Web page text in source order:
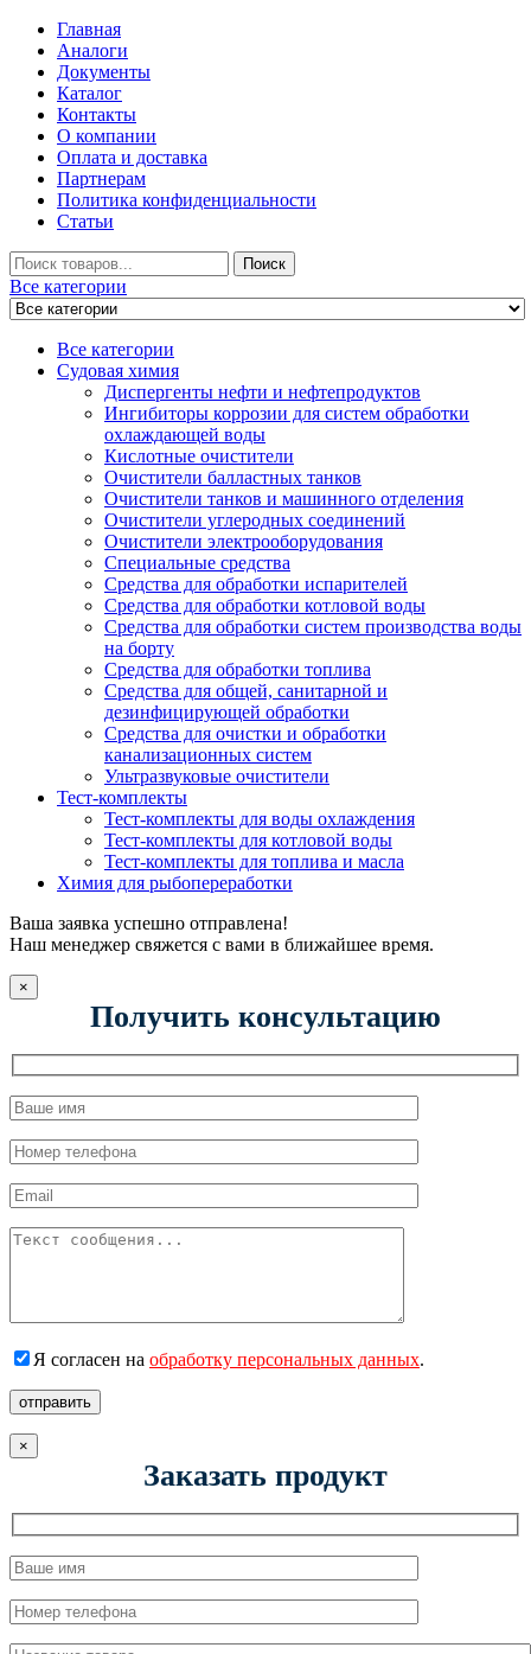
Главная
Аналоги
Документы
Каталог
Контакты
О компании
Оплата и доставка
Партнерам
Политика конфиденциальности
Статьи
Искать
Поиск
Все категории
Все категории
Судовая химия
Диспергенты нефти и нефтепродуктов
Ингибиторы коррозии для систем обработки
охлаждающей воды
Кислотные очистители
Очистители балластных танков
Очистители танков и машинного отделения
Очистители углеродных соединений
Очистители электрооборудования
Специальные средства
Средства для обработки испарителей
Средства для обработки котловой воды
Средства для обработки систем производства воды
на борту
Средства для обработки топлива
Средства для общей, санитарной и
дезинфицирующей обработки
Средства для очистки и обработки
канализационных систем
Ультразвуковые очистители
Тест-комплекты
Тест-комплекты для воды охлаждения
Тест-комплекты для котловой воды
Тест-комплекты для топлива и масла
Химия для рыбопереработки
Ваша заявка успешно отправлена!
Наш менеджер свяжется с вами в ближайшее время.
×
Получить консультацию
Я согласен на обработку персональных данных.
отправить
×
Заказать продукт